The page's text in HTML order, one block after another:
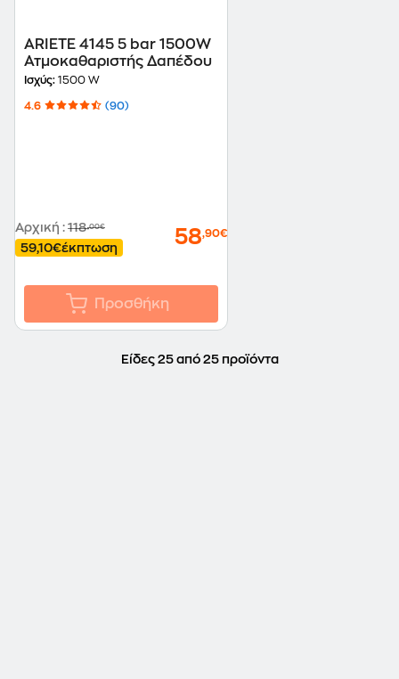
ARIETE 4145 5 bar 1500W
Ατμοκαθαριστής Δαπέδου
Ισχύς: 1500 W
4.6 (90)
Αρχική : 118,00€
59,10€έκπτωση 58,90€
Προσθήκη
Είδες 25 από 25 προϊόντα